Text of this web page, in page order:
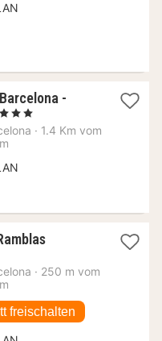
-
1
, 3 Sterne
· 1.4 Km vom
1
ab
· 250 m vom
freischalten